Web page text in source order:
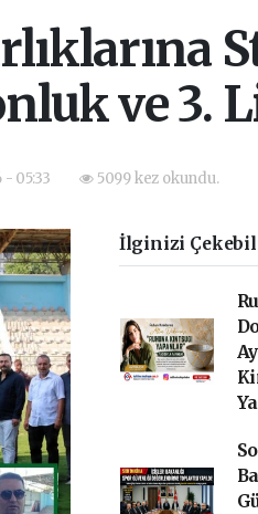
ve 3.
05:33 5099 kez okundu.
İlginizi